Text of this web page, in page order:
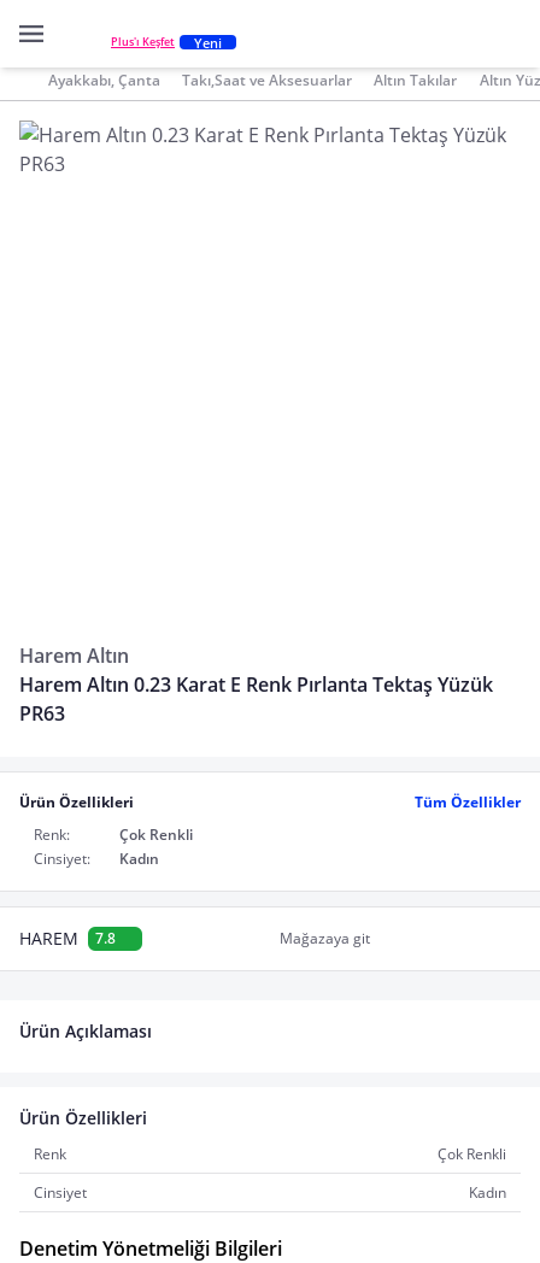
Plus'ı Keşfet Yeni
Ayakkabı, Çanta Takı,Saat ve Aksesuarlar Altın Takılar Altın
Harem Altın
Harem Altın 0.23 Karat E Renk Pırlanta Tektaş Yüzük
PR63
Ürün Özellikleri
Tüm Özellikler
Renk:
Çok Renkli
Cinsiyet:
Kadın
HAREM 7.8 Mağazaya git
Ürün Açıklaması
Ürün Özellikleri
Renk
Çok Renkli
Cinsiyet
Kadın
Denetim Yönetmeliği Bilgileri